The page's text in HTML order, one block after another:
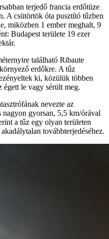
terjedő francia erdőtüze
A csütörtök óta pusztító tűzben
miközben 1 ember meghalt, 9
Budapest területe 19 ezer
található Ribaute
erdőkre. A tűz
ki, közülük többen
égett le vagy sérült meg.
nevezte az
gyorsan, 5,5 km/órával
a tűz egy olyan területen
továbbterjedéséhez.